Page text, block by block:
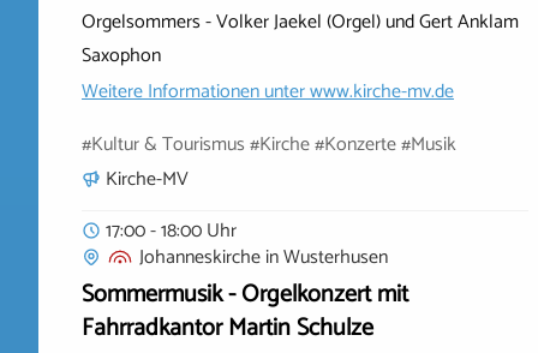
Orgelsommers - Volker Jaekel (Orgel) und Gert Anklam
Saxophon
Weitere Informationen unterwww.kirche-mv.de
#Kultur & Tourismus #Kirche #Konzerte #Musik
Kirche-MV
17:00 - 18:00 Uhr
JohanneskircheinWusterhusen
Sommermusik - Orgelkonzert mit
Fahrradkantor Martin Schulze